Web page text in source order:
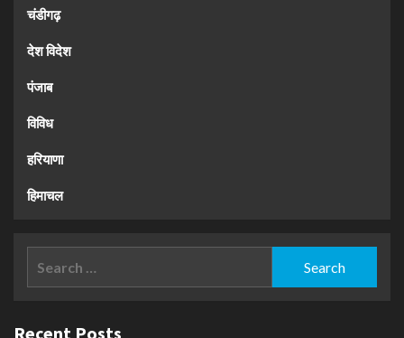
चंडीगढ़
देश विदेश
पंजाब
विविध
हरियाणा
हिमाचल
Recent Posts